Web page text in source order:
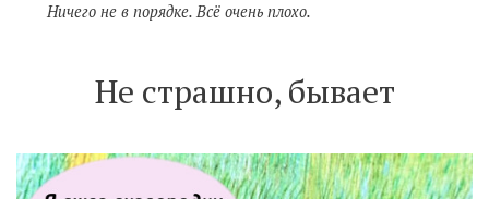
Ничего не в порядке. Всё очень плохо.
Не страшно, бывает